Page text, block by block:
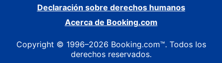
Declaración sobre derechos humanos
Acerca de Booking.com
Copyright © 1996–2026 Booking.com™. Todos los
derechos reservados.